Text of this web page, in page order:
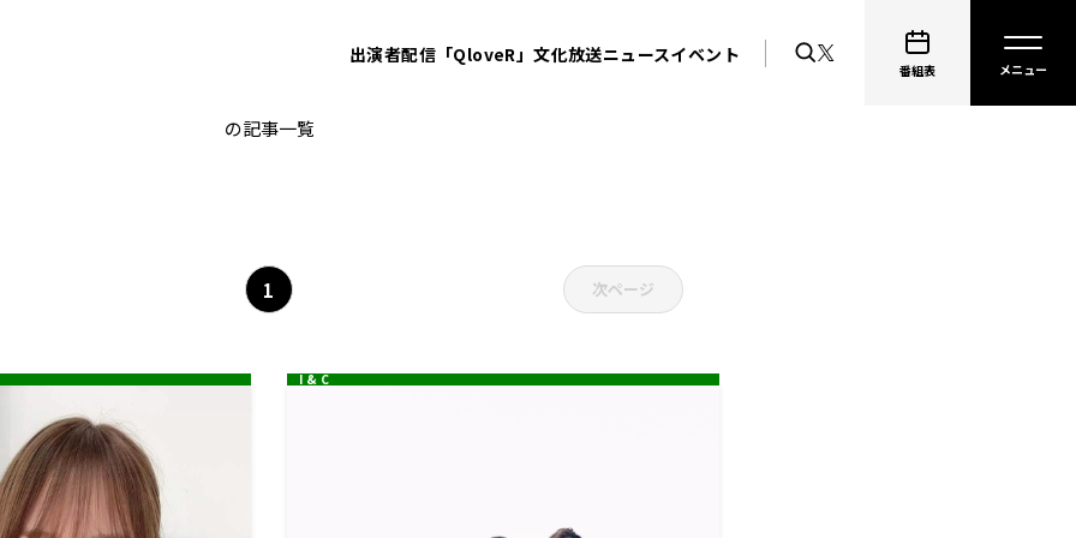
出演者配信「QloveR」文化放送ニュースイベント
番組表
レコメン！
の記事一覧
1 次ページ